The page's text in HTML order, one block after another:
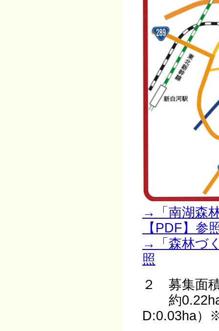
→「南湖森
【PDF】参
→「森林づ
照
２ 募集面
約0.22ha
D:0.03ha）